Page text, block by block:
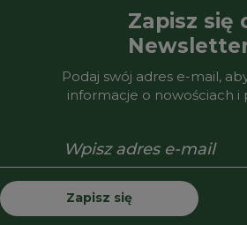
Zapisz się
Podaj swój adres e-mail,
informacje o nowościach i
Zapisz się